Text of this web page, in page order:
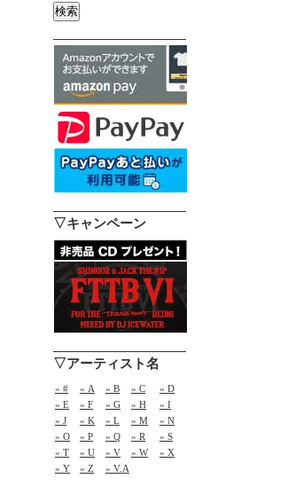
▽キャンペーン
▽アーティスト名
» # » A » B » C
» D
» E
» F » G » H
» I
» J
» K » L » M
» N
» O
» P » Q » R
» S
» T
» U » V » W
» X
» Y
» Z » V.A